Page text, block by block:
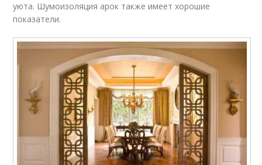
уюта. Шумоизоляция арок также имеет хорошие
показатели.